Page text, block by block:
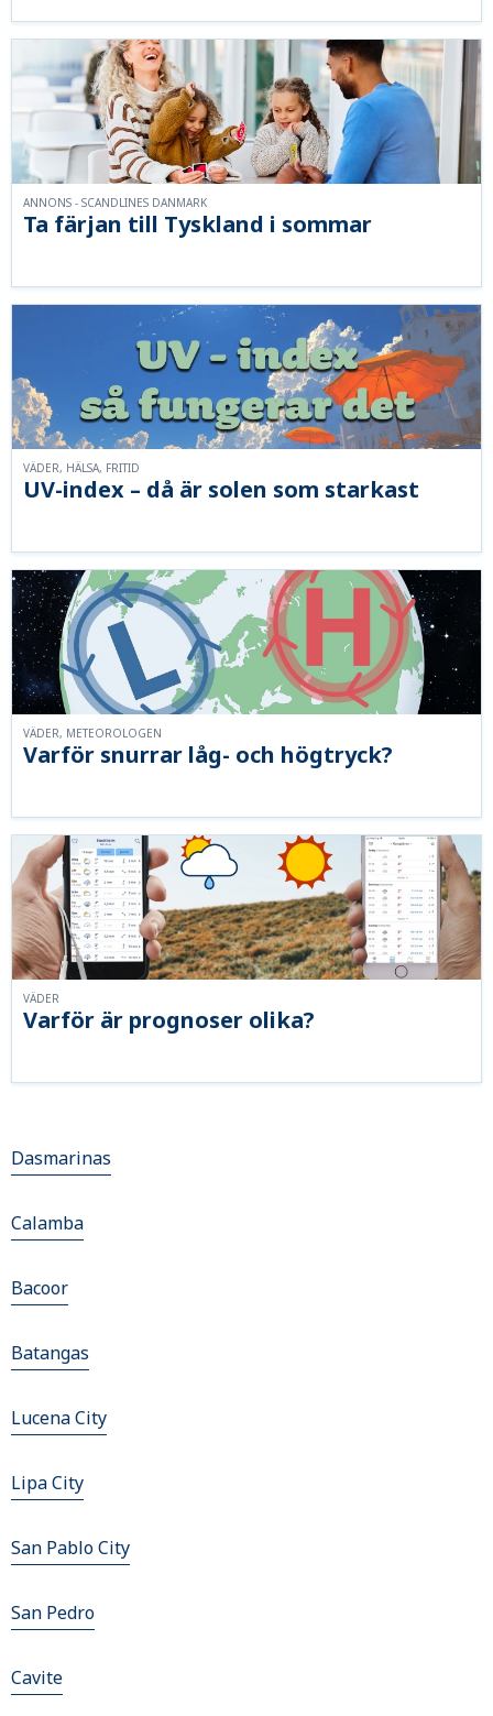
Ta färjan till Tyskland i sommar
ANNONS - SCANDLINES DANMARK
UV-index – då är solen som starkast
VÄDER, HÄLSA, FRITID
Varför snurrar låg- och högtryck?
VÄDER, METEOROLOGEN
Varför är prognoser olika?
VÄDER
Dasmarinas
Calamba
Bacoor
Batangas
Lucena City
Lipa City
San Pablo City
San Pedro
Cavite